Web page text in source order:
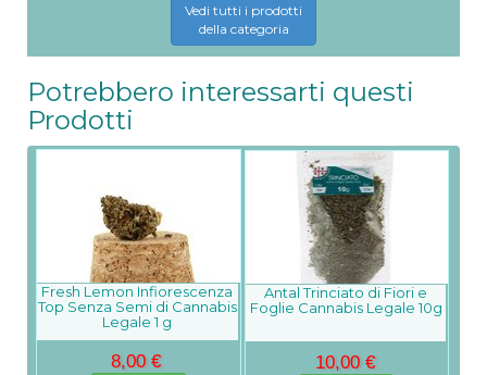
Vedi tutti i prodotti
della categoria
Potrebbero interessarti questi
Prodotti
Fresh Lemon Infiorescenza
Top Senza Semi di Cannabis
Legale 1 g
8,00 €
Antal Trinciato di Fiori e
Foglie Cannabis Legale 10g
10,00 €